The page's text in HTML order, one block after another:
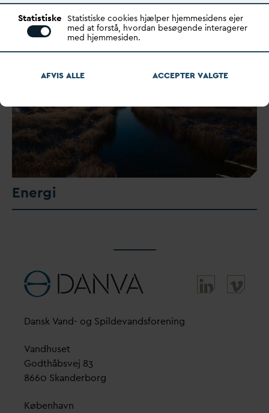
betaling af vejbidrag til trods for, atvand…
Energi
Dansk Vand- og Spildevandsforening
Vandhuset
Godthåbsvej 83
8660 Skanderborg
København
Statistiske Statistiske cookies hjælper hjemmesidens ejer
med at forstå, hvordan besøgende interagerer
med hjemmesiden.
AFVIS ALLE ACCEPTERVALGTE